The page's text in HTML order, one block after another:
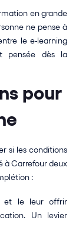
en grande
ne pense à
le e-learning
pensée dès la
pour
si les conditions
à Carrefour deux
:
et le leur offrir
Un levier